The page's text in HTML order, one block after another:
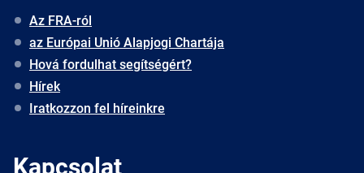
Az FRA-ról
az Európai Unió Alapjogi Chartája
Hová fordulhat segítségért?
Hírek
Iratkozzon fel híreinkre
Kapcsolat